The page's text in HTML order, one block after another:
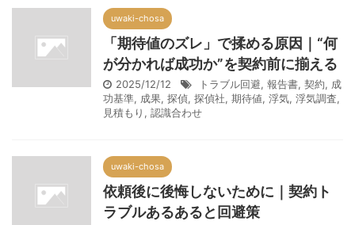
uwaki-chosa
「期待値のズレ」で揉める原因｜“何
が分かれば成功か”を契約前に揃える
2025/12/12 トラブル回避, 報告書, 契約, 成
功基準, 成果, 探偵, 探偵社, 期待値, 浮気, 浮気調査,
見積もり , 認識合わせ
uwaki-chosa
依頼後に後悔しないために｜契約ト
ラブルあるあると回避策